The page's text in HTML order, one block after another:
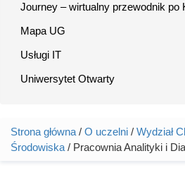
Journey – wirtualny przewodnik po
Mapa UG
Usługi IT
Uniwersytet Otwarty
Jesteś tutaj
Strona główna / O uczelni / Wydział
Środowiska / Pracownia Analityki i